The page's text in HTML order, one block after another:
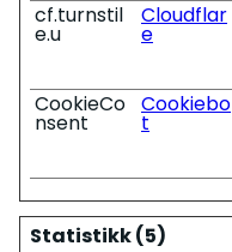
cf.turnstil
e.u
Cloudflar
e
CookieCo
nsent
Cookiebo
t
Statistikk (5)